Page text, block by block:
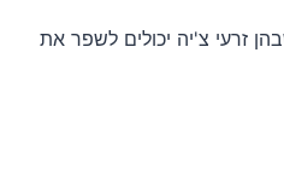
זרעי צ'יה יכולים לשפר את